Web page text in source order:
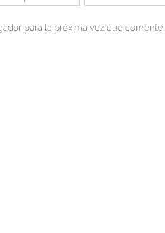
para la próxima vez que comente.